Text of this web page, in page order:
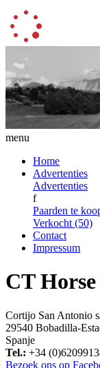
menu
Home
Advertenties
Advertenties
f
Paarden te
Verkocht (50)
Contact
Impressum
CT Horse
Cortijo San Antonio
29540 Bobadilla-
Spanje
Tel.: +34
Bezoek ons op